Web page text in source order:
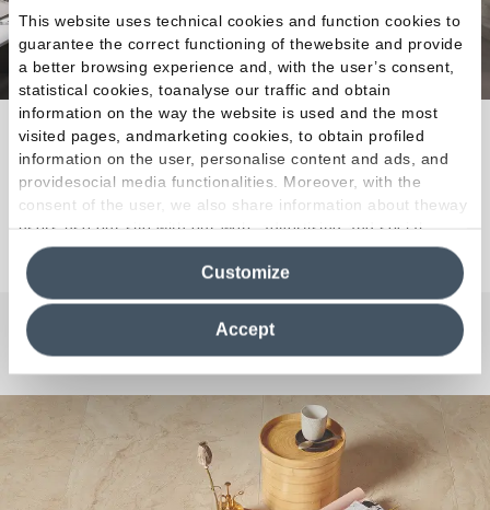
This website uses technical cookies and function cookies to
guarantee the correct functioning of thewebsite and provide
a better browsing experience and, with the user’s consent,
statistical cookies, toanalyse our traffic and obtain
information on the way the website is used and the most
visited pages, andmarketing cookies, to obtain profiled
information on the user, personalise content and ads, and
providesocial media functionalities. Moreover, with the
consent of the user, we also share information about theway
users use our site with our web, advertising and social
media analytics partners, who may combine itwith other
information in their possession. By closing this banner,
clicking on "Reject", it will be possible tocontinue browsing
the site after installing only technical cookies. For more
information see the
Cookie Policy
Accept
Customize
Combinaciones extraordinarias para diseñar
espacios con un estilo único.
Descubra la colección
¿Curiosidades o Preguntas?